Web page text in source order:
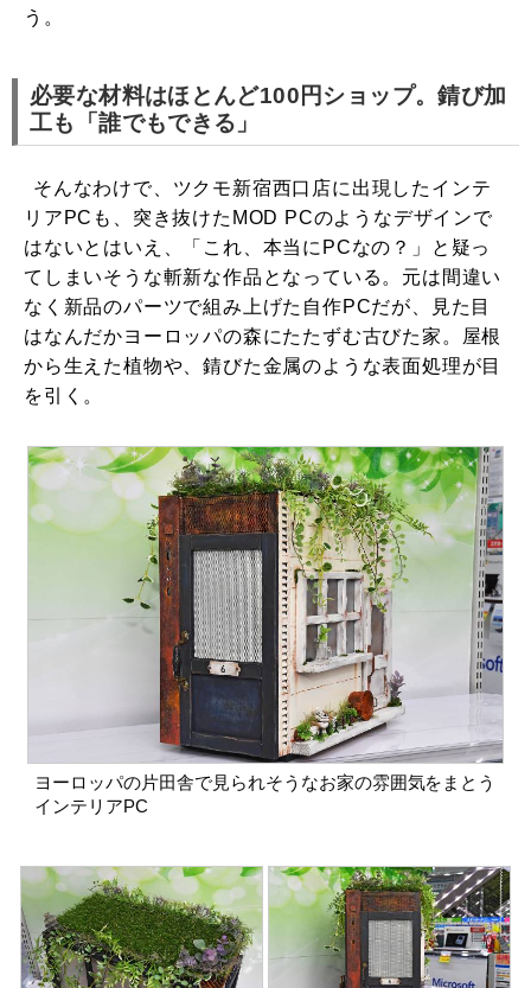
う。
必要な材料はほとんど100円ショップ。錆び加
工も「誰でもできる」
そんなわけで、ツクモ新宿西口店に出現したインテ
リアPCも、突き抜けたMOD PCのようなデザインで
はないとはいえ、「これ、本当にPCなの？」と疑っ
てしまいそうな斬新な作品となっている。元は間違い
なく新品のパーツで組み上げた自作PCだが、見た目
はなんだかヨーロッパの森にたたずむ古びた家。屋根
から生えた植物や、錆びた金属のような表面処理が目
を引く。
ヨーロッパの片田舎で見られそうなお家の雰囲気をまとう
インテリアPC